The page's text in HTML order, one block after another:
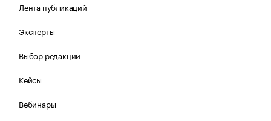
Лента публикаций
Эксперты
Выбор редакции
Кейсы
Вебинары